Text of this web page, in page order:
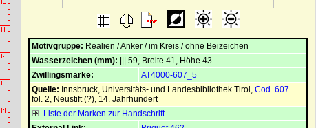
Motivgruppe: Realien / Anker / im Kreis / ohne Beizeichen
Wasserzeichen (mm): ||| 59, Breite 41, Höhe 43
Zwillingsmarke:
AT4000-607_5
Quelle: Innsbruck, Universitäts- und Landesbibliothek Tirol , Cod. 607
fol. 2, Neustift (?), 14. Jahrhundert
Liste der Marken zur Handschrift